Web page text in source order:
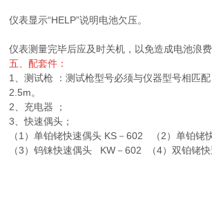
仪表显示“HELP”说明电池欠压。
仪表测量完毕后应及时关机，以免造成电池浪费
五、配套件：
1、测试枪 ：测试枪型号必须与仪器型号相匹
2.5m。
2、充电器 ；
3、快速偶头；
（1）单铂铑快速偶头 KS－602 （2）单铂铑
（3）钨铼快速偶头 KW－602 （4）双铂铑